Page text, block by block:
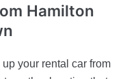
Hamilton
your rental car from